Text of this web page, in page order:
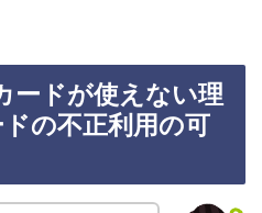
ードが使えない理
の不正利用の可